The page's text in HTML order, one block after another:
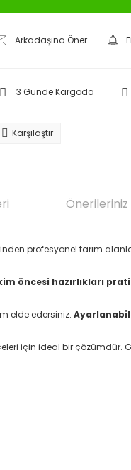
Arkadaşına Öner
3 Günde Kargoda
Karşılaştır
Önerileriniz
profesyonel tarım
öncesi hazırlıkları
elde edersiniz.
için ideal bir çözümdür.